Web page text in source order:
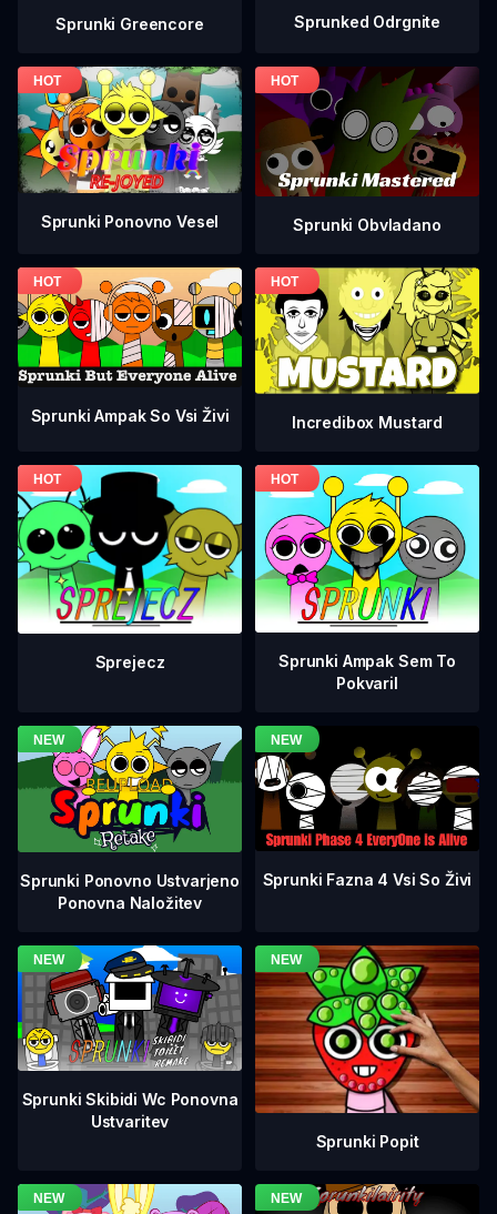
Sprunki Greencore Sprunked Odrgnite
Sprunki Ponovno Vesel Sprunki Obvladano
Sprunki Ampak So Vsi Živi Incredibox Mustard
Sprejecz
Sprunki Ampak Sem To
Pokvaril
Sprunki Ponovno Ustvarjeno
Ponovna Naložitev
Sprunki Fazna 4 Vsi So Živi
Sprunki Skibidi Wc Ponovna
Ustvaritev
Sprunki Popit